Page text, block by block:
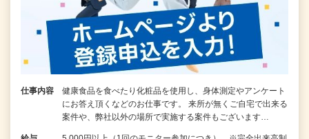
仕事内容
健康食品を食べたり化粧品を使用し、身体測定やアンケート
にお答え頂くなどのお仕事です。 来所が無くご自宅で出来る
案件や、弊社以外の場所で実施する案件もございます…